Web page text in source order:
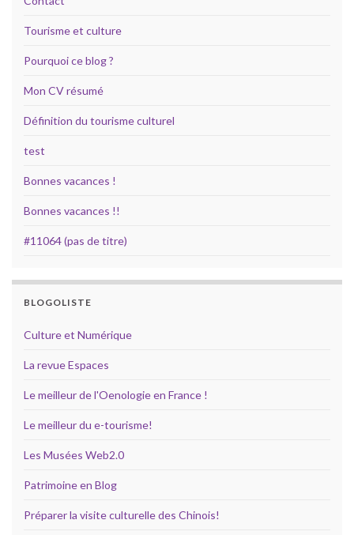
Tourisme et culture
Pourquoi ce blog ?
Mon CV résumé
Définition du tourisme culturel
test
Bonnes vacances !
Bonnes vacances !!
#11064 (pas de titre)
BLOGOLISTE
Culture et Numérique
La revue Espaces
Le meilleur de l'Oenologie en France !
Le meilleur du e-tourisme!
Les Musées Web2.0
Patrimoine en Blog
Préparer la visite culturelle des Chinois!